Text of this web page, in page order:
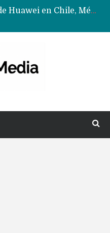
Data Centers de Huawei en Chile, México, Brasil,Perú y Argentina podrían verse afectados por arremetida de EE.UU